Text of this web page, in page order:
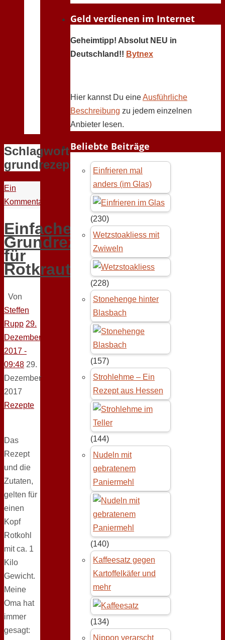
Schlagwort:
grundrezept
Ein
Kommentar
Einfaches
Grundrezept
für
Rotkraut
Von
Steffen
Rupp 29.
Dezember
2017 -
09:48 29.
Dezember
2017
Rezepte
Das
Rezept
und die
Zutaten,
gelten für
einen
Kopf
Rotkohl
mit ca. 1
Kilo
Gewicht.
Meine
Oma hat
immer
gesagt:
Geld verdienen im Internet
Geheimtipp! Absolut NEU in
Deutschland!! Bytnex
Hier kannst Du eineAusführliche
Beschreibung zu jedem einzelnen
Anbieter lesen.
Beliebte Beiträge
Einfrieren mal
anders (im Glas)
(230)
Wetzstoakliess mit
Zwiweln
(228)
Stonehenge hinter
Blasbach
(157)
Strohlehme – Ein
Rezept aus Hessen
(144)
Nudeln mit
gebratenem
Paniermehl
(140)
Kaffeesatz gegen
Kartoffelkäfer und
mehr
(134)
Nippon verarscht